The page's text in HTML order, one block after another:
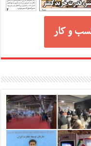
و کار